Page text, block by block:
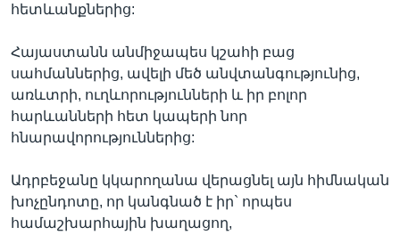
հետևանքներից:
Հայաստանն անմիջապես կշահի բաց
սահմաններից, ավելի մեծ անվտանգությունից,
առևտրի, ուղևորությունների և իր բոլոր
հարևանների հետ կապերի նոր
հնարավորություններից:
Ադրբեջանը կկարողանա վերացնել այն հիմնական
խոչընդոտը, որ կանգնած է իր` որպես
համաշխարհային խաղացող,